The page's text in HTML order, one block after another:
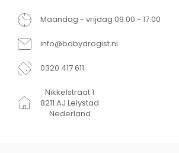
Maandag - vrijdag 09.00 - 17.00
info@babydrogist.nl
0320 417 611
Nikkelstraat 1
8211 AJ Lelystad
Nederland